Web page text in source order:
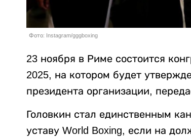
Фото: Instagram/gggboxing
23 ноября в Риме состоится
2025, на котором будет
президента организации,
Головкин стал единственным
уставу World Boxing, если на